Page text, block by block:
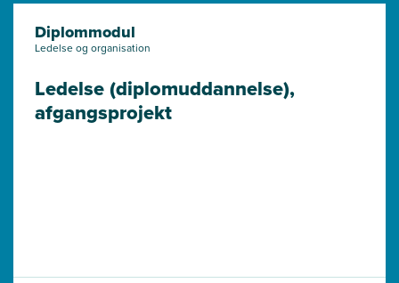
Diplommodul
Ledelse og organisation
Ledelse (diplomuddannelse),
afgangsprojekt